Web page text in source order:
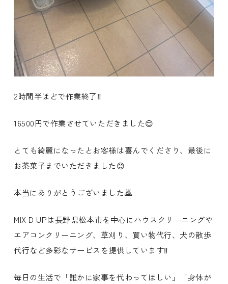
2時間半ほどで作業終了‼️
16500円で作業させていただきました😊
とても綺麗になったとお客様は喜んでくださり、最後に
お茶菓子までいただきました😊
本当にありがとうございました🙇
MIX D UPは長野県松本市を中心にハウスクリーニングや
エアコンクリーニング、草刈り、買い物代行、犬の散歩
代行など多彩なサービスを提供しています‼️
毎日の生活で「誰かに家事を代わってほしい」「身体が